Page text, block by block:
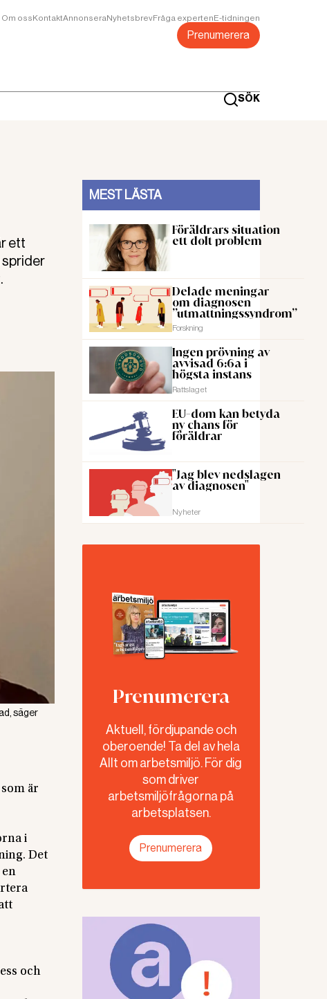
Om ossKontaktAnnonseraNyhetsbrevFråga expertenE-tidningen
Prenumerera
SÖK
ett
sprider
säger
är
i
Det
en
och
MEST LÄSTA
Föräldrars situation
ett dolt problem
Delade meningar
om diagnosen
”utmattningssyndrom”
Forskning
Ingen prövning av
avvisad 6:6a i
högsta instans
Rattslaget
EU-dom kan betyda
ny chans för
föräldrar
"Jag blev nedslagen
av diagnosen"
Nyheter
Prenumerera
Aktuell, fördjupande och
oberoende! Ta del av hela
Allt om arbetsmiljö. För dig
som driver
arbetsmiljöfrågorna på
arbetsplatsen.
Prenumerera